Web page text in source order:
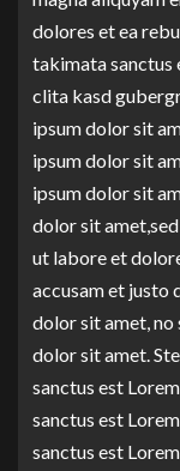
dolores et ea
takimata sanctus
clita kasd
ipsum dolor sit
ipsum dolor sit
ipsum dolor sit
dolor sit
ut labore et
accusam et justo
dolor sit amet, no
dolor sit amet.
sanctus est
sanctus est
sanctus est